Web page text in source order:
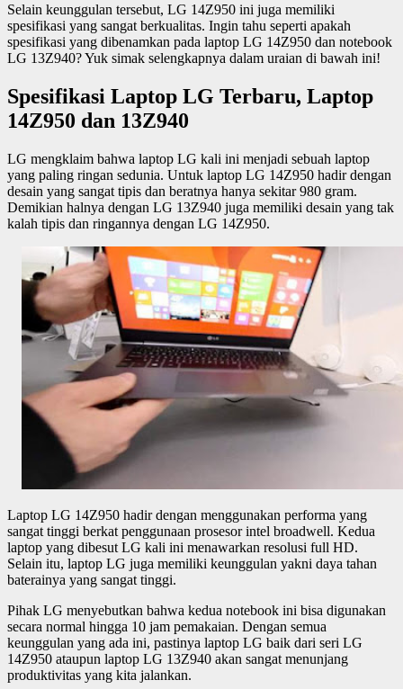
Selain keunggulan tersebut, LG 14Z950 ini juga memiliki
spesifikasi yang sangat berkualitas. Ingin tahu seperti apakah
spesifikasi yang dibenamkan pada laptop LG 14Z950 dan notebook
LG 13Z940? Yuk simak selengkapnya dalam uraian di bawah ini!
Spesifikasi Laptop LG Terbaru, Laptop
14Z950 dan 13Z940
LG mengklaim bahwa laptop LG kali ini menjadi sebuah laptop
yang paling ringan sedunia. Untuk laptop LG 14Z950 hadir dengan
desain yang sangat tipis dan beratnya hanya sekitar 980 gram.
Demikian halnya dengan LG 13Z940 juga memiliki desain yang tak
kalah tipis dan ringannya dengan LG 14Z950.
Laptop LG 14Z950 hadir dengan menggunakan performa yang
sangat tinggi berkat penggunaan prosesor intel broadwell. Kedua
laptop yang dibesut LG kali ini menawarkan resolusi full HD.
Selain itu, laptop LG juga memiliki keunggulan yakni daya tahan
baterainya yang sangat tinggi.
Pihak LG menyebutkan bahwa kedua notebook ini bisa digunakan
secara normal hingga 10 jam pemakaian. Dengan semua
keunggulan yang ada ini, pastinya laptop LG baik dari seri LG
14Z950 ataupun laptop LG 13Z940 akan sangat menunjang
produktivitas yang kita jalankan.